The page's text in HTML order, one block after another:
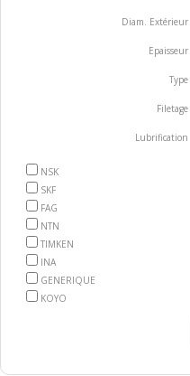
Diam. Extérieur
Epaisseur
Type
Filetage
Lubrification
NSK
SKF
FAG
NTN
TIMKEN
INA
GENERIQUE
KOYO